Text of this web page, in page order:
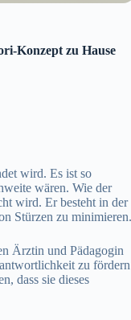
Konzept zu Hause
wird. Es ist so
wären. Wie der
wird. Er besteht in der
Stürzen zu
Ärztin und Pädagogin
zu
dass sie dieses